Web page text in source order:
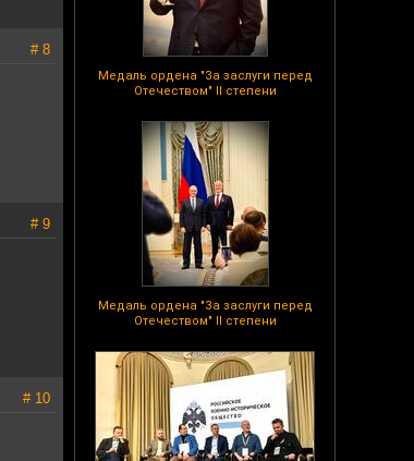
Медаль ордена "За заслуги перед
Отечеством" II степени
Медаль ордена "За заслуги перед
Отечеством" II степени
# 8
# 9
# 10